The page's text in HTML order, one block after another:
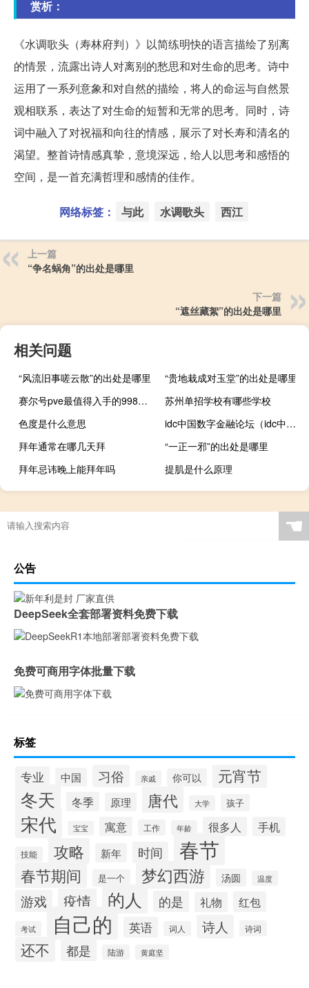
赏析：
《水调歌头（寿林府判）》以简练明快的语言描绘了别离
的情景，流露出诗人对离别的愁思和对生命的思考。诗中
运用了一系列意象和对自然的描绘，将人的命运与自然景
观相联系，表达了对生命的短暂和无常的思考。同时，诗
词中融入了对祝福和向往的情感，展示了对长寿和清名的
渴望。整首诗情感真挚，意境深远，给人以思考和感悟的
空间，是一首充满哲理和感情的佳作。
网络标签： 与此 水调歌头 西江
上一篇
“争名蜗角”的出处是哪里
下一篇
“遮丝藏絮”的出处是哪里
相关问题
“风流旧事嗟云散”的出处是哪里
“贵地栽成对玉堂”的出处是哪里
赛尔号pve最值得入手的998精灵（赛尔号pve最强精灵）
苏州单招学校有哪些学校
色度是什么意思
idc中国数字金融论坛（idc中国）
拜年通常在哪几天拜
“一正一邪”的出处是哪里
拜年忌讳晚上能拜年吗
提肌是什么原理
☚
公告
DeepSeek全套部署资料免费下载
免费可商用字体批量下载
标签
专业 中国 习俗 亲戚 你可以 元宵节
冬天 冬季 原理 唐代 大学 孩子
宋代 宝宝 寓意 工作 年龄 很多人 手机
技能 攻略 新年 时间 春节
春节期间 是一个 梦幻西游 汤圆 温度
游戏 疫情 的人 的是 礼物 红包
考试 自己的 英语 词人 诗人 诗词
还不 都是 陆游 黄庭坚